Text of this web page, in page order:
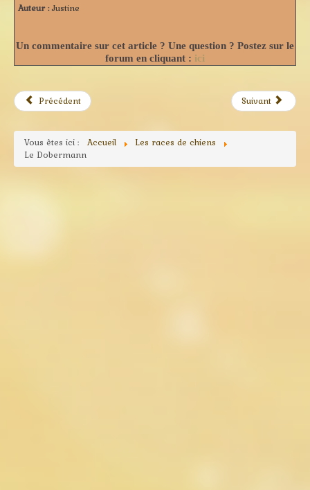
Auteur :Justine
Un commentaire sur cet article ? Une question ? Postez sur le
forum en cliquant : ici
Précédent Suivant
Vous êtes ici : Accueil
Les races de chiens
Le Dobermann